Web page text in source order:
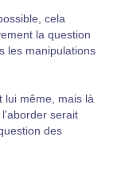
cela
la question
les manipulations
lui même, mais là
serait
des